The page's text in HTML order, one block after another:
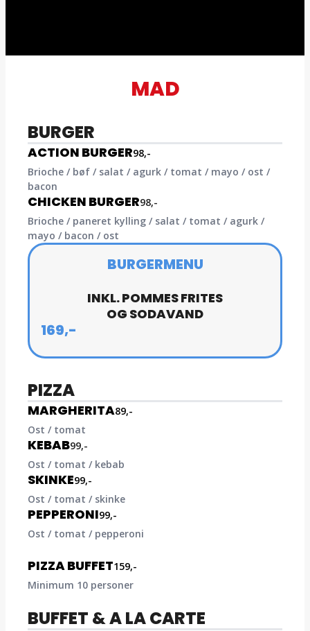
MAD
BURGER
ACTION BURGER98,-
Brioche / bøf / salat / agurk / tomat / mayo / ost /
bacon
CHICKEN BURGER98,-
Brioche / paneret kylling / salat / tomat / agurk /
mayo / bacon / ost
BURGERMENU
INKL. POMMES FRITES
OG SODAVAND
169,-
PIZZA
MARGHERITA89,-
Ost / tomat
KEBAB99,-
Ost / tomat / kebab
SKINKE99,-
Ost / tomat / skinke
PEPPERONI99,-
Ost / tomat / pepperoni
PIZZA BUFFET159,-
Minimum 10 personer
BUFFET & A LA CARTE